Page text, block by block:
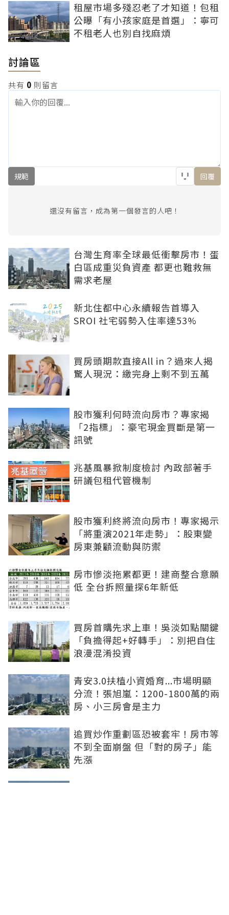
租屋市場多殘忍老了才知道！包租
公曝「有小孩家庭是首選」：寧可
不租老人也別自找麻煩
討論區
共有 0 則留言
規範 回覆
還沒有留言，成為第一個發言的人吧！
台灣生育率全球最低衝擊房市！蛋
白區成重災負資產 都更也難救無
需求老屋
新北住都中心永續報告首導入
SROI 社宅弱勢入住率達53%
買房頭期款直接All in？過來人揭
驚人現況：繳完身上剩不到五萬
股市獲利何時流向房市？專家揭
「2指標」：豪宅現金買斷是第一
訊號
兆基風暴掀制度檢討 內政部著手
研議包租代管機制
股市獲利終將流向房市！專家揭示
「將重演2021年走勢」：股東變
房東兼顧流動與防禦
房市慘淡拖累都更！建商整合意願
低 全台拆照量探6年新低
買房首購先求上車！吳淡如點關鍵
「負擔得起+好轉手」：別把自住
浪漫混淆投資
青安3.0扶植小資婚育...市場明顯
分流！張旭嵐：1200-1800萬的兩
房、小三房會是主力
追買炒作重劃區恐被套牢！房市等
不到全面崩盤 但「對的房子」能
先漲